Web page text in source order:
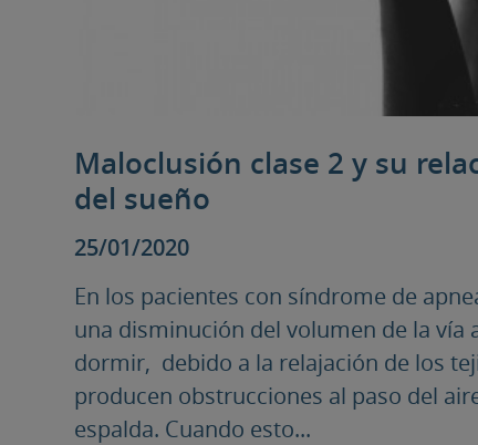
Maloclusión clase 2 y su
del sueño
25/01/2020
En los pacientes con síndrome de
una disminución del volumen de la vía
dormir, debido a la relajación de los
producen obstrucciones al paso del
espalda. Cuando esto...